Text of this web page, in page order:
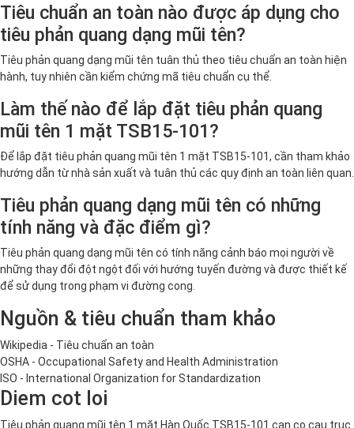
Tiêu chuẩn an toàn nào được áp dụng cho
tiêu phản quang dạng mũi tên?
Tiêu phản quang dạng mũi tên tuân thủ theo tiêu chuẩn an toàn hiện
hành, tuy nhiên cần kiểm chứng mã tiêu chuẩn cụ thể.
Làm thế nào để lắp đặt tiêu phản quang
mũi tên 1 mặt TSB15-101?
Để lắp đặt tiêu phản quang mũi tên 1 mặt TSB15-101, cần tham khảo
hướng dẫn từ nhà sản xuất và tuân thủ các quy định an toàn liên quan.
Tiêu phản quang dạng mũi tên có những
tính năng và đặc điểm gì?
Tiêu phản quang dạng mũi tên có tính năng cảnh báo mọi người về
những thay đổi đột ngột đối với hướng tuyến đường và được thiết kế
để sử dụng trong phạm vi đường cong.
Nguồn & tiêu chuẩn tham khảo
Wikipedia - Tiêu chuẩn an toàn
OSHA - Occupational Safety and Health Administration
ISO - International Organization for Standardization
Diem cot loi
Tiêu phản quang mũi tên 1 mặt Hàn Quốc TSB15-101 can co cau truc